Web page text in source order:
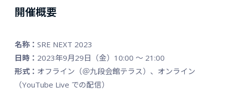
開催概要
名称： SRE NEXT 2023
日時： 2023年9月29日（金）10:00 〜 21:00
形式： オフライン（＠九段会館テラス）、オンライン
（YouTube Live での配信）